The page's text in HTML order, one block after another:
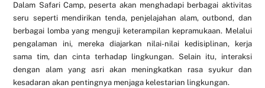
Dalam Safari Camp, peserta akan menghadapi berbagai aktivitas
seru seperti mendirikan tenda, penjelajahan alam, outbond, dan
berbagai lomba yang menguji keterampilan kepramukaan. Melalui
pengalaman ini, mereka diajarkan nilai-nilai kedisiplinan, kerja
sama tim, dan cinta terhadap lingkungan. Selain itu, interaksi
dengan alam yang asri akan meningkatkan rasa syukur dan
kesadaran akan pentingnya menjaga kelestarian lingkungan.